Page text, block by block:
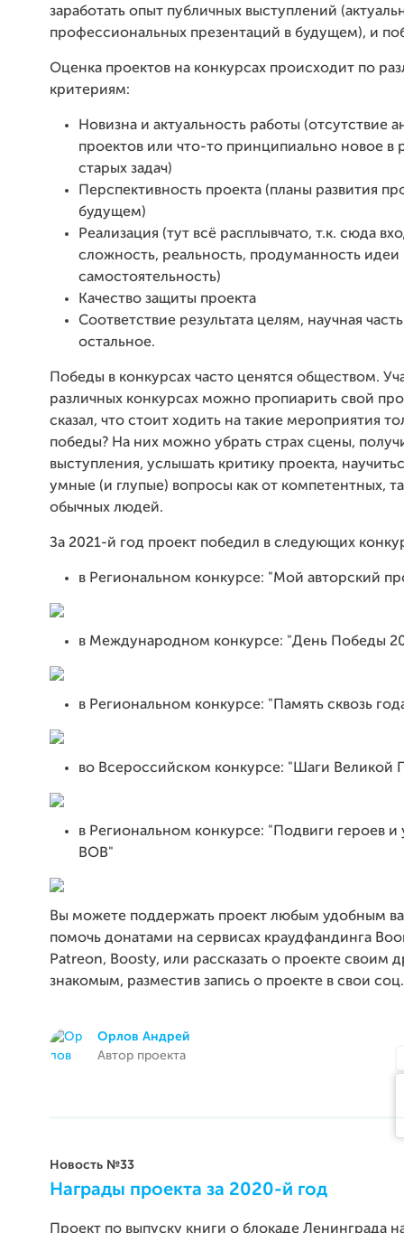
заработать опыт публичных выступлений
профессиональных презентаций в будущем), и
Оценка проектов на конкурсах происходит по
критериям:
Новизна и актуальность работы (отсутствие
проектов или что-то принципиально новое в
старых задач)
Перспективность проекта (планы развития
будущем)
Реализация (тут всё расплывчато, т.к. сюда
сложность, реальность, продуманность идеи
самостоятельность)
Качество защиты проекта
Соответствие результата целям, научная
остальное.
Победы в конкурсах часто ценятся обществом.
различных конкурсах можно пропиарить свой
сказал, что стоит ходить на такие мероприятия
победы? На них можно убрать страх сцены,
выступления, услышать критику проекта,
умные (и глупые) вопросы как от компетентных,
обычных людей.
За 2021-й год проект победил в следующих
в Региональном конкурсе: "Мой авторский
в Международном конкурсе: "День Победы
в Региональном конкурсе: "Память сквозь
во Всероссийском конкурсе: "Шаги Великой
в Региональном конкурсе: "Подвиги героев и
ВОВ"
Вы можете поддержать проект любым удобным
помочь донатами на сервисах краудфандинга
Patreon, Boosty, или рассказать о проекте своим
знакомым, разместив запись о проекте в свои
Орлов Андрей
Автор проекта
Новость №33
Награды проекта за 2020-й год
Проект по выпуску книги о блокаде Ленинграда